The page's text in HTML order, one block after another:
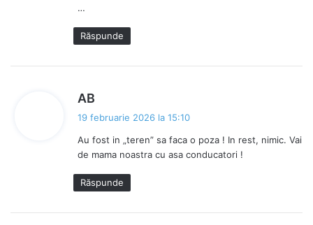
…
Răspunde
AB
p
n
e
:
19 februarie 2026 la 15:10
Au fost in „teren” sa faca o poza ! In rest, nimic. Vai
de mama noastra cu asa conducatori !
Răspunde